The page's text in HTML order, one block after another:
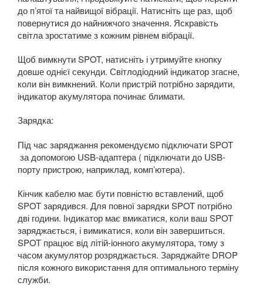
до п’ятої та найвищої вібрації. Натисніть ще раз, щоб
повернутися до найнижчого значення. Яскравість
світла зростатиме з кожним рівнем вібрації.
Щоб вимкнути SPOT, натисніть і утримуйте кнопку
довше однієї секунди. Світлодіодний індикатор згасне,
коли він вимкнений. Коли пристрій потрібно зарядити,
індикатор акумулятора починає блимати.
Зарядка:
Під час заряджання рекомендуємо підключати SPOT
за допомогою USB-адаптера ( підключати до USB-
порту пристрою, наприклад, комп’ютера).
Кінчик кабелю має бути повністю вставлений, щоб
SPOT зарядився. Для повної зарядки SPOT потрібно
дві години. Індикатор має вмикатися, коли ваш SPOT
заряджається, і вимикатися, коли він завершиться.
SPOT працює від літій-іонного акумулятора, тому з
часом акумулятор розряджається. Заряджайте DROP
після кожного використання для оптимального терміну
служби.